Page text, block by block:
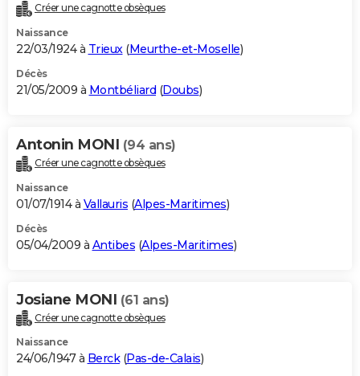
Créer une cagnotte obsèques
Naissance
22/03/1924 à Trieux(Meurthe-et-Moselle)
Décès
21/05/2009 à Montbéliard (Doubs)
Antonin MONI (94 ans)
Créer une cagnotte obsèques
Naissance
01/07/1914 à Vallauris (Alpes-Maritimes)
Décès
05/04/2009 à Antibes (Alpes-Maritimes)
Josiane MONI (61 ans)
Créer une cagnotte obsèques
Naissance
24/06/1947 à Berck(Pas-de-Calais)